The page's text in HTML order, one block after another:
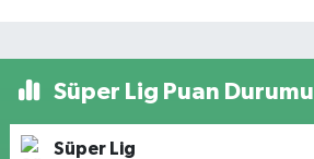
Süper Lig Puan Durumu
Süper Lig